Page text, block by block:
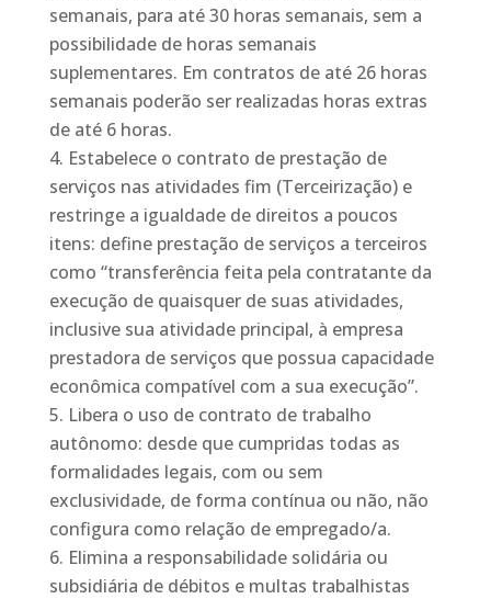
semanais, para até 30 horas semanais, sem a
possibilidade de horas semanais
suplementares. Em contratos de até 26 horas
semanais poderão ser realizadas horas extras
de até 6 horas.
Estabelece o contrato de prestação de
serviços nas atividades fim (Terceirização) e
restringe a igualdade de direitos a poucos
itens: define prestação de serviços a terceiros
como “transferência feita pela contratante da
execução de quaisquer de suas atividades,
inclusive sua atividade principal, à empresa
prestadora de serviços que possua capacidade
econômica compatível com a sua execução”.
Libera o uso de contrato de trabalho
autônomo: desde que cumpridas todas as
formalidades legais, com ou sem
exclusividade, de forma contínua ou não, não
configura como relação de empregado/a.
Elimina a responsabilidade solidária ou
subsidiária de débitos e multas trabalhistas